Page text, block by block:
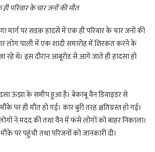
परिवार के चार जनों की मौत
मार्ग पर सडक़ हादसे में एक ही परिवार के चार जनों की
लोग पाली में एक शादी समारोह में शिरकत करने के
रहे थे। इस दौरान आबूरोड से आगे जाते ही हादसा हो
ऊंझा के समीप हुआ है। बेकाबू वैन डिवाइडर से
पर ही मौत हो गई। कार बुरी तरह क्षतिग्रस्त हो गई।
ने मदद की तथा वैन में फंसे लोगों को बाहर निकाला।
पर पहुंची तथा परिजनों को जानकारी दी।